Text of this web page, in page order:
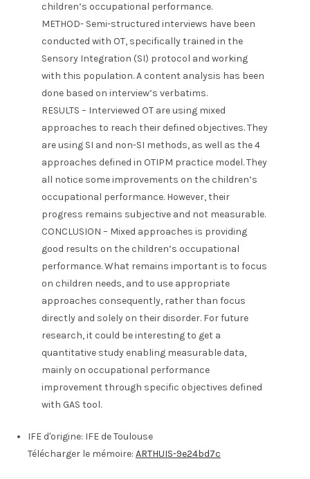
children’s occupational performance.
METHOD- Semi-structured interviews have been
conducted with OT, specifically trained in the
Sensory Integration (SI) protocol and working
with this population. A content analysis has been
done based on interview’s verbatims.
RESULTS – Interviewed OT are using mixed
approaches to reach their defined objectives. They
are using SI and non-SI methods, as well as the 4
approaches defined in OTIPM practice model. They
all notice some improvements on the children’s
occupational performance. However, their
progress remains subjective and not measurable.
CONCLUSION – Mixed approaches is providing
good results on the children’s occupational
performance. What remains important is to focus
on children needs, and to use appropriate
approaches consequently, rather than focus
directly and solely on their disorder. For future
research, it could be interesting to get a
quantitative study enabling measurable data,
mainly on occupational performance
improvement through specific objectives defined
with GAS tool.
IFE d'origine: IFE de Toulouse
Télécharger le mémoire: ARTHUIS-9e24bd7c